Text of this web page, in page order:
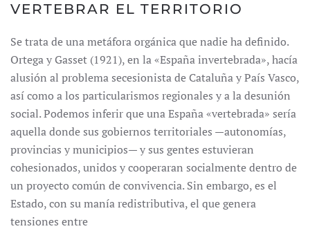
VERTEBRAR EL TERRITORIO
Se trata de una metáfora orgánica que nadie ha definido.
Ortega y Gasset (1921), en la «España invertebrada», hacía
alusión al problema secesionista de Cataluña y País Vasco,
así como a los particularismos regionales y a la desunión
social. Podemos inferir que una España «vertebrada» sería
aquella donde sus gobiernos territoriales —autonomías,
provincias y municipios— y sus gentes estuvieran
cohesionados, unidos y cooperaran socialmente dentro de
un proyecto común de convivencia. Sin embargo, es el
Estado, con su manía redistributiva, el que genera
tensiones entre